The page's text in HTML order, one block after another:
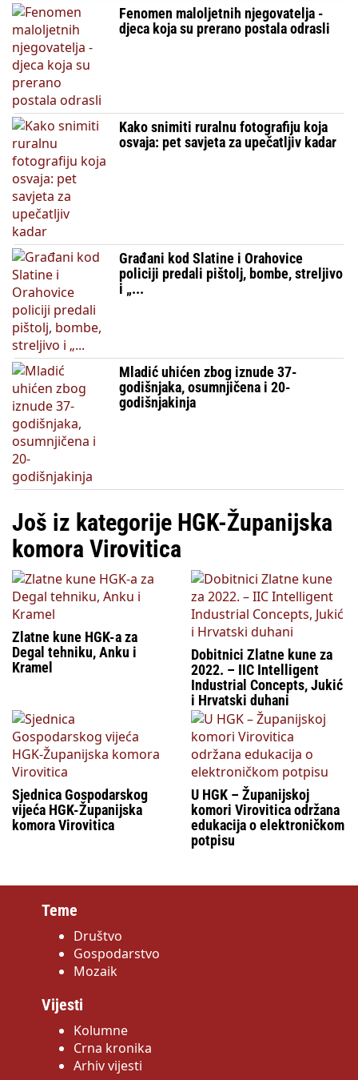
Fenomen maloljetnih njegovatelja -
djeca koja su prerano postala odrasli
Kako snimiti ruralnu fotografiju koja
osvaja: pet savjeta za upečatljiv kadar
Građani kod Slatine i Orahovice
policiji predali pištolj, bombe, streljivo
i „...
Mladić uhićen zbog iznude 37-
godišnjaka, osumnjičena i 20-
godišnjakinja
Još iz kategorije HGK-Županijska
komora Virovitica
Zlatne kune HGK-a za
Degal tehniku, Anku i
Kramel
Dobitnici Zlatne kune za
2022. – IIC Intelligent
Industrial Concepts, Jukić
i Hrvatski duhani
Sjednica Gospodarskog
vijeća HGK-Županijska
komora Virovitica
U HGK – Županijskoj
komori Virovitica održana
edukacija o elektroničkom
potpisu
Teme
Društvo
Gospodarstvo
Mozaik
Vijesti
Kolumne
Crna kronika
Arhiv vijesti